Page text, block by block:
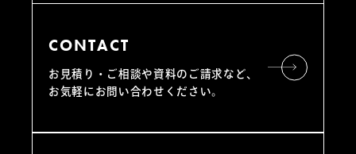
CONTACT
お見積り・ご相談や資料のご請求など、
お気軽にお問い合わせください。